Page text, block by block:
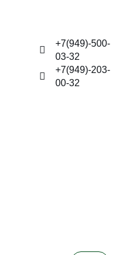
+7(949)-500-
03-32
+7(949)-203-
00-32